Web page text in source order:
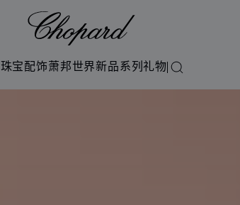
珠宝配饰萧邦世界新品系列礼物搜索